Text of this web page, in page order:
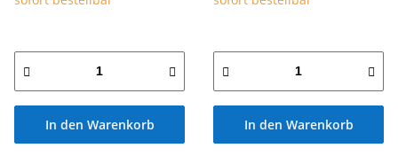
In den Warenkorb In den Warenkorb